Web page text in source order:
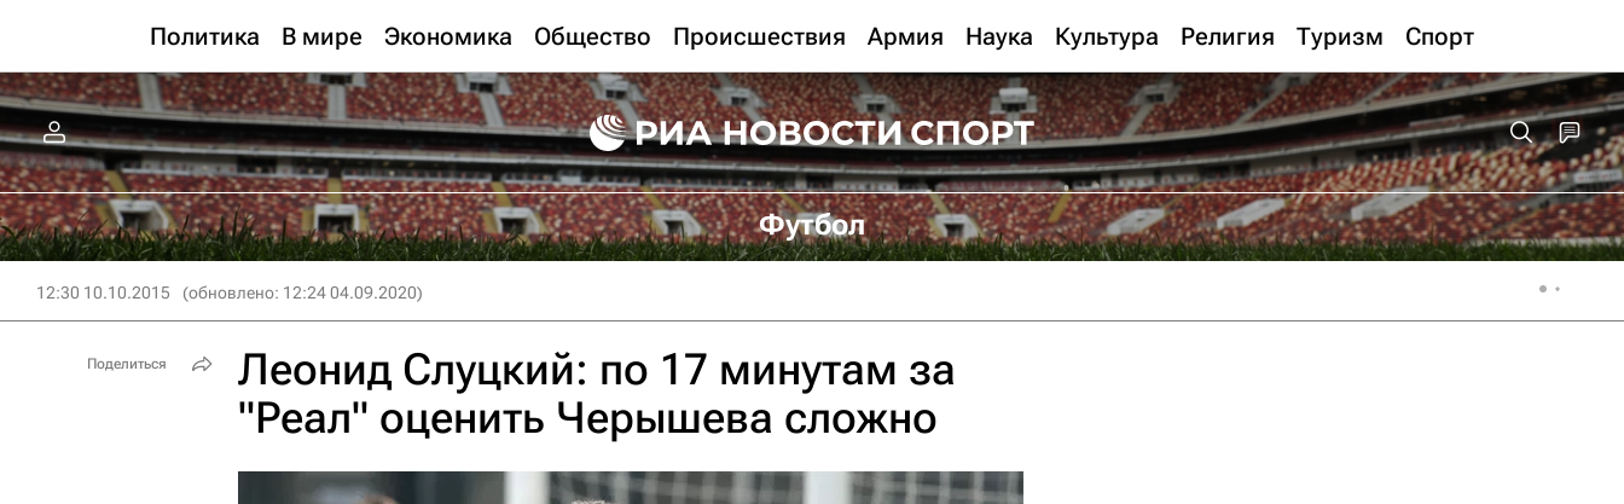
Политика В мире Экономика Общество Происшествия Армия Наука Культура Религия Туризм Спорт
Футбол
12:30 10.10.2015 (обновлено: 12:24 04.09.2020)
Леонид Слуцкий: по 17 минутам за
"Реал" оценить Черышева сложно
Поделиться